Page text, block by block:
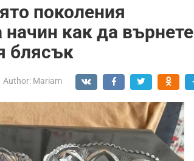
поколения
как да върнете
блясък
Author: Mariam